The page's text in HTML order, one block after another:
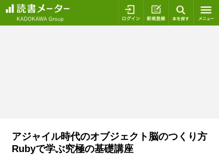
ログイン 新規登録
アジャイル時代のオブジェクト脳のつくり方
Rubyで学ぶ究極の基礎講座